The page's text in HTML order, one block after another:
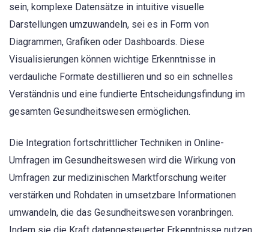
sein, komplexe Datensätze in intuitive visuelle
Darstellungen umzuwandeln, sei es in Form von
Diagrammen, Grafiken oder Dashboards. Diese
Visualisierungen können wichtige Erkenntnisse in
verdauliche Formate destillieren und so ein schnelles
Verständnis und eine fundierte Entscheidungsfindung im
gesamten Gesundheitswesen ermöglichen.
Die Integration fortschrittlicher Techniken in Online-
Umfragen im Gesundheitswesen wird die Wirkung von
Umfragen zur medizinischen Marktforschung weiter
verstärken und Rohdaten in umsetzbare Informationen
umwandeln, die das Gesundheitswesen voranbringen.
Indem sie die Kraft datengesteuerter Erkenntnisse nutzen,